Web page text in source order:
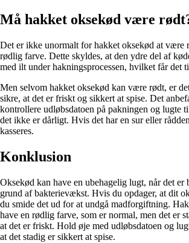
Må hakket oksekød være
Det er ikke unormalt for hakket oksekød at være
rødlig farve. Dette skyldes, at den ydre del af
med ilt under hakningsprocessen, hvilket får det
Men selvom hakket oksekød kan være rødt, er
sikre, at det er friskt og sikkert at spise. Det
kontrollere udløbsdatoen på pakningen og lugte
det ikke er dårligt. Hvis det har en sur eller
kasseres.
Konklusion
Oksekød kan have en ubehagelig lugt, når det er
grund af bakterievækst. Hvis du opdager, at dit
du smide det ud for at undgå madforgiftning.
have en rødlig farve, som er normal, men det er
at det er friskt. Hold øje med udløbsdatoen og
at det stadig er sikkert at spise.